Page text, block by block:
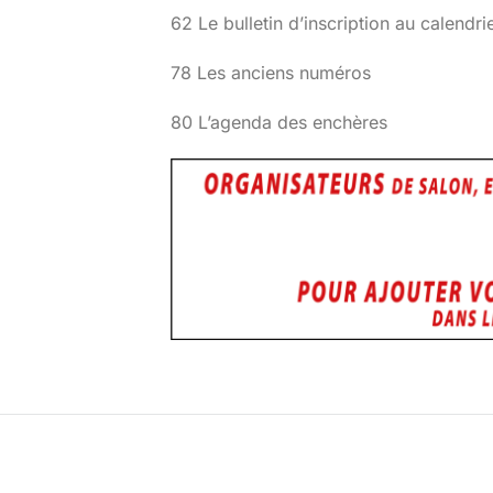
62 Le bulletin d’inscription au
78 Les anciens numéros
80 L’agenda des enchères